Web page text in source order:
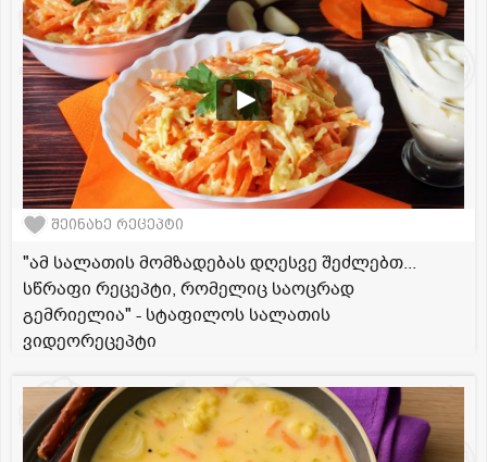
შეინახე რეცეპტი
"ამ სალათის მომზადებას დღესვე შეძლებთ...
სწრაფი რეცეპტი, რომელიც საოცრად
გემრიელია" - სტაფილოს სალათის
ვიდეორეცეპტი